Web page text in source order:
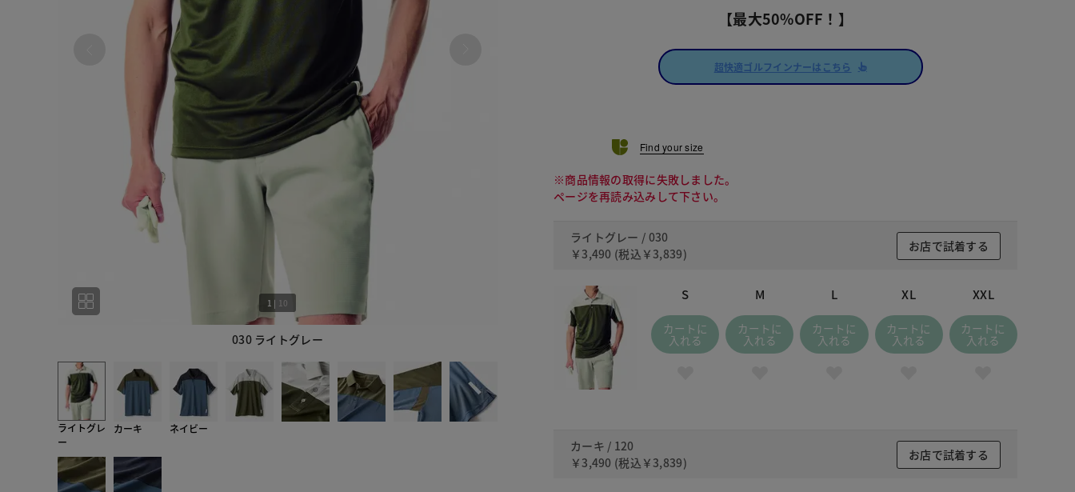
030 ライトグレー 120 カーキ
1 | 10
ライトグレ
ー
カーキ ネイビー
【最大50%OFF！】
超快適ゴルフインナーはこちら
Find your size
※商品情報の取得に失敗しました。
ページを再読み込みして下さい。
ライトグレー / 030
￥3,490 (税込 ￥3,839)
お店で試着する
S
カートに
入れる
M
カートに
入れる
L
カートに
入れる
XL
カートに
入れる
XXL
カートに
入れる
カーキ / 120
￥3,490 (税込 ￥3,839)
お店で試着する